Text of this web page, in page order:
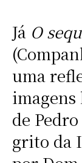
Já O
uma
de
grito da